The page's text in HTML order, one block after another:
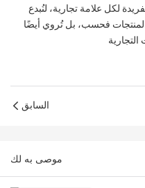
لكل علامة تجارية، لنُبدع
فحسب، بل تُروي أيضًا
السابق
موصى به لك